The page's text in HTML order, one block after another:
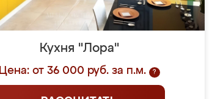
Кухня "Лора"
Цена: от 36 000 руб. за п.м. ?